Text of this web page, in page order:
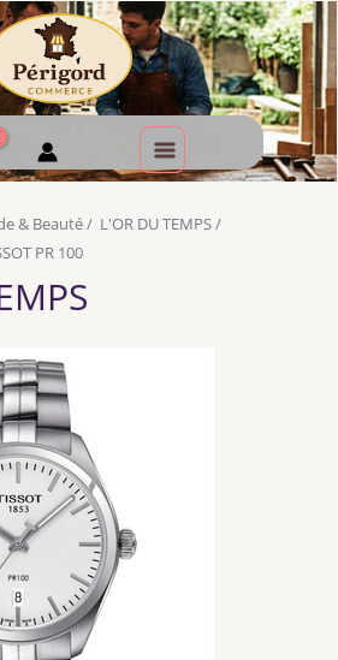
& Beauté/ L'OR DU TEMPS/
PR 100